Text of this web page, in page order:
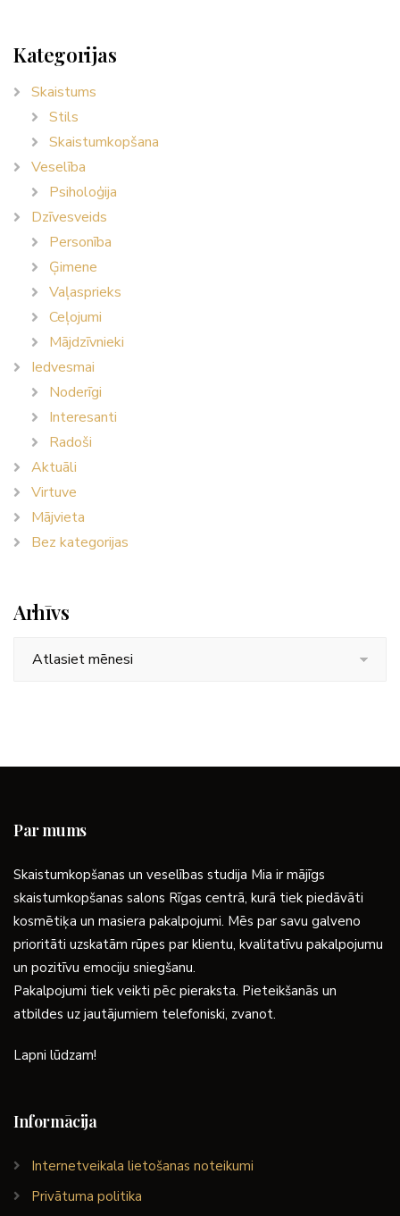
Kategorijas
Skaistums
Stils
Skaistumkopšana
Veselība
Psiholoģija
Dzīvesveids
Personība
Ģimene
Vaļasprieks
Ceļojumi
Mājdzīvnieki
Iedvesmai
Noderīgi
Interesanti
Radoši
Aktuāli
Virtuve
Mājvieta
Bez kategorijas
Arhīvs
Par mums
Skaistumkopšanas un veselības studija Mia ir mājīgs
skaistumkopšanas salons Rīgas centrā, kurā tiek piedāvāti
kosmētiķa un masiera pakalpojumi. Mēs par savu galveno
prioritāti uzskatām rūpes par klientu, kvalitatīvu pakalpojumu
un pozitīvu emociju sniegšanu.
Pakalpojumi tiek veikti pēc pieraksta. Pieteikšanās un
atbildes uz jautājumiem telefoniski, zvanot.
Lapni lūdzam!
Informācija
Internetveikala lietošanas noteikumi
Privātuma politika